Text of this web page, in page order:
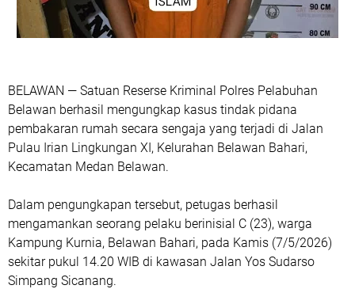
BELAWAN — Satuan Reserse Kriminal Polres Pelabuhan
Belawan berhasil mengungkap kasus tindak pidana
pembakaran rumah secara sengaja yang terjadi di Jalan
Pulau Irian Lingkungan XI, Kelurahan Belawan Bahari,
Kecamatan Medan Belawan.
Dalam pengungkapan tersebut, petugas berhasil
mengamankan seorang pelaku berinisial C (23), warga
Kampung Kurnia, Belawan Bahari, pada Kamis (7/5/2026)
sekitar pukul 14.20 WIB di kawasan Jalan Yos Sudarso
Simpang Sicanang.